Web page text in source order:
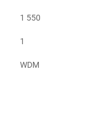
1 550
1
WDM